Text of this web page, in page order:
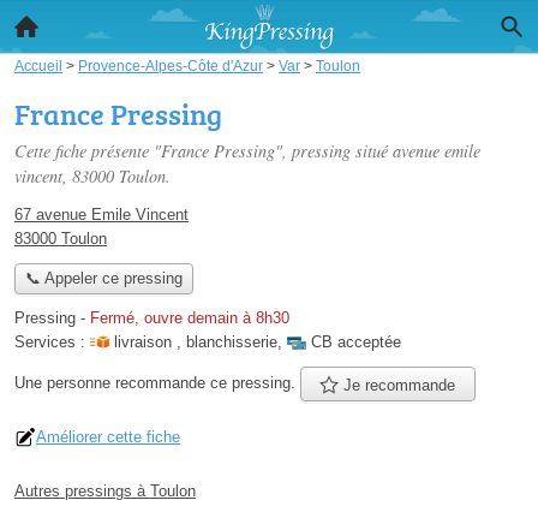
Accueil > Provence-Alpes-Côte d'Azur > Var > Toulon
France Pressing
Cette fiche présente "France Pressing", pressing situé avenue emile
vincent, 83000 Toulon.
67 avenue Emile Vincent
83000 Toulon
📞 Appeler ce pressing
Pressing - Fermé, ouvre demain à 8h30
Services :
livraison , blanchisserie, CB acceptée
Une personne recommande ce pressing. Je recommande
Améliorer cette fiche
Autres pressings à Toulon